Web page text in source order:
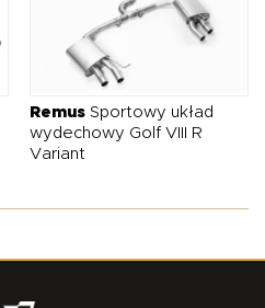
ZOSTAŃ PARTNEREM
Remus Sportowy układ
wydechowy Golf VIII R
Variant